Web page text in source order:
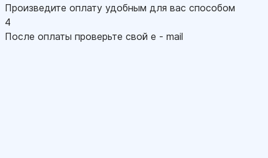
Произведите оплату удобным для вас способом
4
После оплаты проверьте свой e - mail